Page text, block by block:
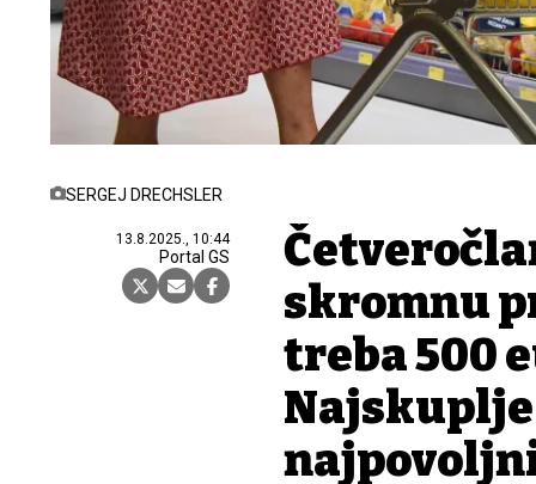
SERGEJ DRECHSLER
13.8.2025., 10:44
Portal GS
skromnu
treba 500